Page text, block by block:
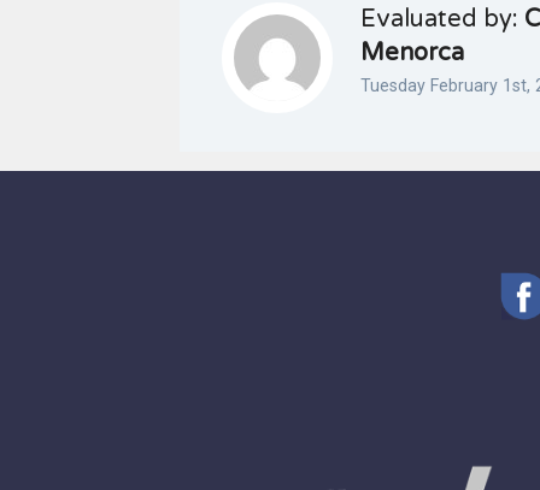
Evaluated by:
Menorca
Tuesday February 1st,